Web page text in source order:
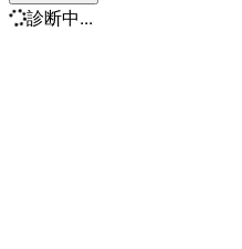
診断中...